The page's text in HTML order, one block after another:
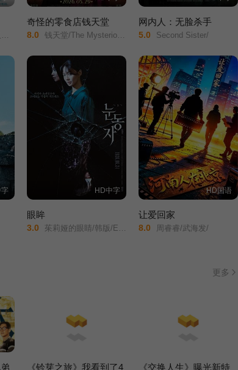
奇怪的零食店钱天堂
8.0 钱天堂/The Mysterious Candy Store/Strange Snack Shop Jeoncheondang/
网内人：无脸杀手
5.0 Second Sister/
HD中字
眼眸
3.0 茱莉娅的眼睛/韩版/Eyes/
HD国语
让爱回家
8.0 周睿睿/武海发/
更多
《铃芽之旅》我看到了4 《交换人生》曝光新特